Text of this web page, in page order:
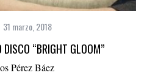
31 marzo, 2018
DISCO “BRIGHT GLOOM”
Pérez Báez